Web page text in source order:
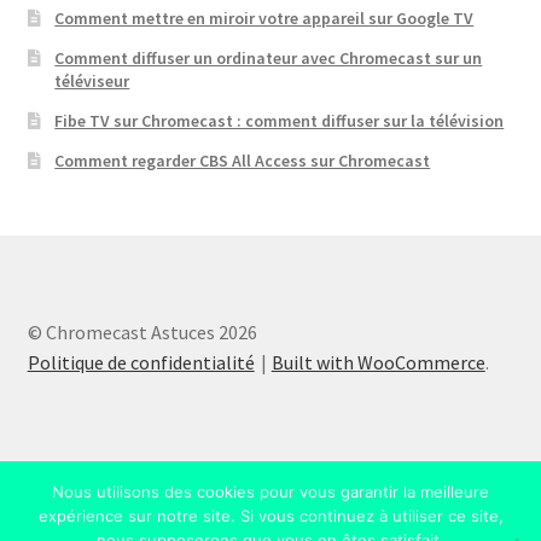
Comment mettre en miroir votre appareil sur Google TV
Comment diffuser un ordinateur avec Chromecast sur un
téléviseur
Fibe TV sur Chromecast : comment diffuser sur la télévision
Comment regarder CBS All Access sur Chromecast
© Chromecast Astuces 2026
Politique de confidentialité
Built with WooCommerce.
Nous utilisons des cookies pour vous garantir la meilleure
expérience sur notre site. Si vous continuez à utiliser ce site,